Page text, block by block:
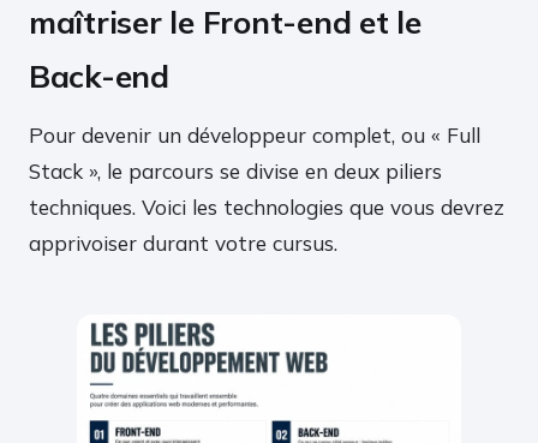
maîtriser le Front-end et le
Back-end
Pour devenir un développeur complet, ou « Full
Stack », le parcours se divise en deux piliers
techniques. Voici les technologies que vous devrez
apprivoiser durant votre cursus.